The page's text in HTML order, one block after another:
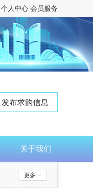
个人中心 会员服务
发布求购信息
关于我们
更多